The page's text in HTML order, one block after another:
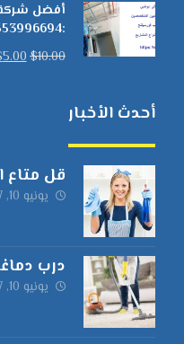
أفضل
:0553996694
$10.00
5.00
أحدث الأخبار
قل متاع
يونيو 10, 2017
درب
يونيو 10, 2017